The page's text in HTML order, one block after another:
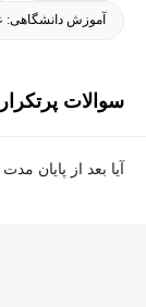
«ماهر» و آموزش
ادوبی و ترکیب
آموزش دانشگاهی:
سوالات پرتکرار
آیا بعد از پایان